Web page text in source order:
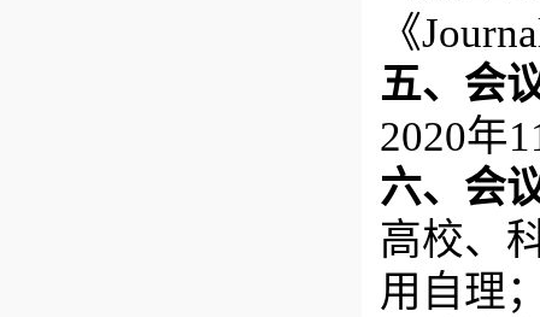
《
五、会
2020年
六、会
高校、
用自理